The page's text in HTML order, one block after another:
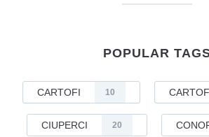
POPULAR
CARTOFI 10
CIUPERCI 20